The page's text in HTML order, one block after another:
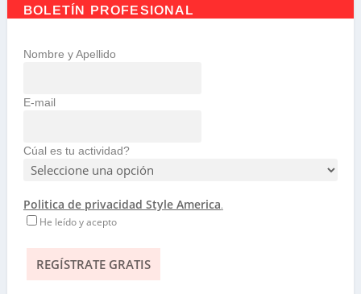
BOLETÍN PROFESIONAL
Nombre y Apellido
E-mail
Cúal es tu actividad?
Politica de privacidad Style America.
He leído y acepto